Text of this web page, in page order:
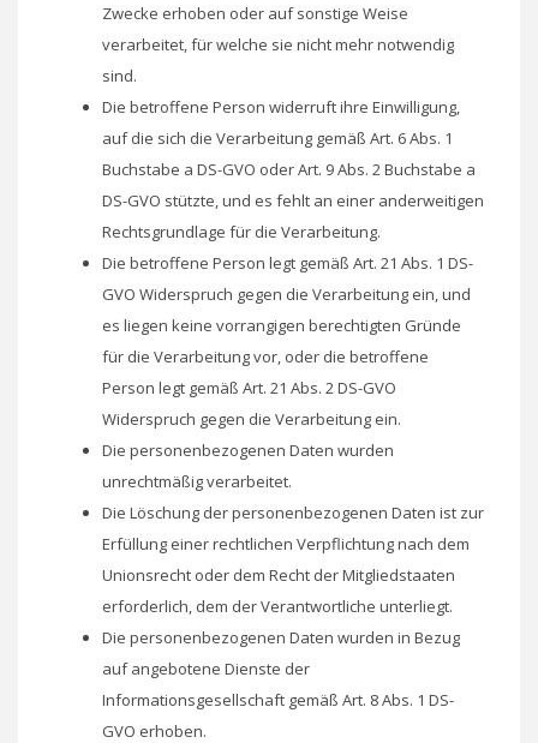
Zwecke erhoben oder auf sonstige Weise
verarbeitet, für welche sie nicht mehr notwendig
sind.
Die betroffene Person widerruft ihre Einwilligung,
auf die sich die Verarbeitung gemäß Art. 6 Abs. 1
Buchstabe a DS-GVO oder Art. 9 Abs. 2 Buchstabe a
DS-GVO stützte, und es fehlt an einer anderweitigen
Rechtsgrundlage für die Verarbeitung.
Die betroffene Person legt gemäß Art. 21 Abs. 1 DS-
GVO Widerspruch gegen die Verarbeitung ein, und
es liegen keine vorrangigen berechtigten Gründe
für die Verarbeitung vor, oder die betroffene
Person legt gemäß Art. 21 Abs. 2 DS-GVO
Widerspruch gegen die Verarbeitung ein.
Die personenbezogenen Daten wurden
unrechtmäßig verarbeitet.
Die Löschung der personenbezogenen Daten ist zur
Erfüllung einer rechtlichen Verpflichtung nach dem
Unionsrecht oder dem Recht der Mitgliedstaaten
erforderlich, dem der Verantwortliche unterliegt.
Die personenbezogenen Daten wurden in Bezug
auf angebotene Dienste der
Informationsgesellschaft gemäß Art. 8 Abs. 1 DS-
GVO erhoben.